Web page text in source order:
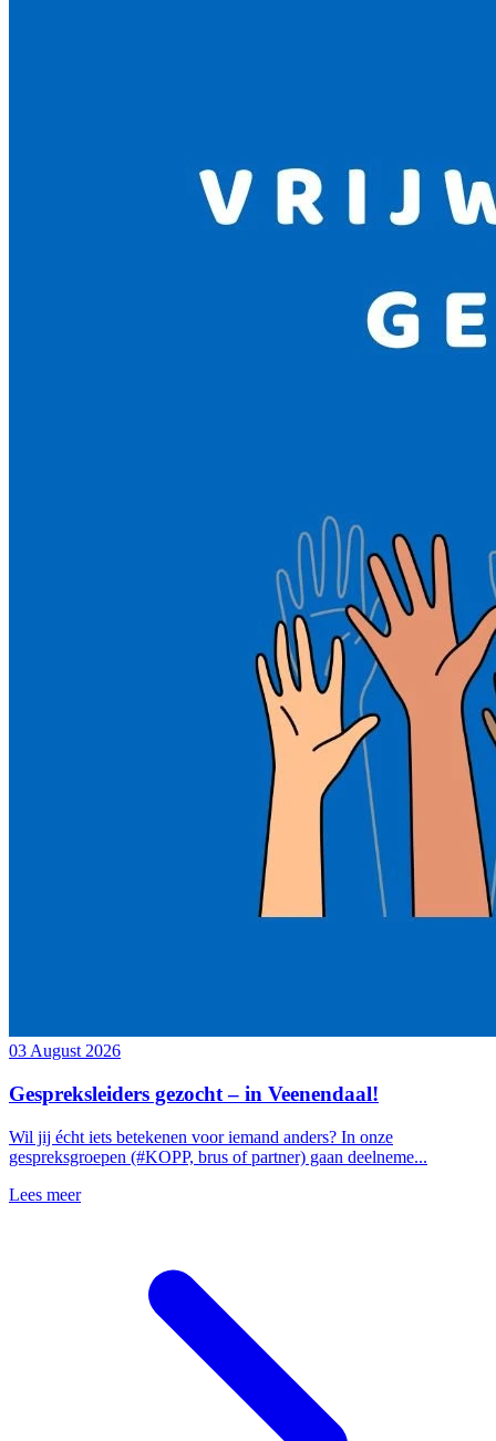
03 August 2026
Gespreksleiders gezocht – in Veenendaal!
Wil jij écht iets betekenen voor iemand anders? In onze
gespreksgroepen (#KOPP, brus of partner) gaan deelneme...
Lees meer